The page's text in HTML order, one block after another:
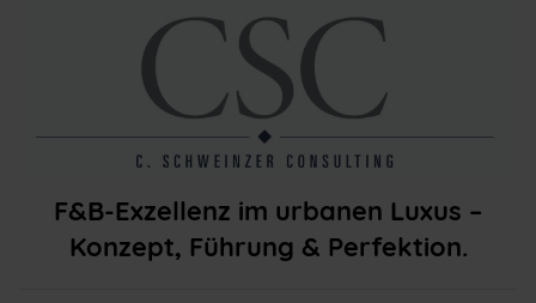
F&B-Exzellenz im urbanen Luxus –
Konzept, Führung & Perfektion.